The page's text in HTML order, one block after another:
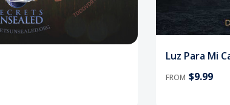
Luz Para Mi
FROM $9.99